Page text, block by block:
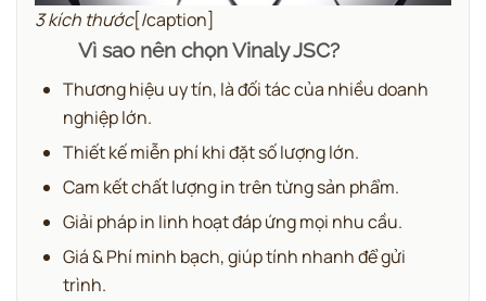
3 kích thước[/caption]
Vì sao nên chọn Vinaly JSC?
Thương hiệu uy tín, là đối tác của nhiều doanh
nghiệp lớn.
Thiết kế miễn phí khi đặt số lượng lớn.
Cam kết chất lượng in trên từng sản phẩm.
Giải pháp in linh hoạt đáp ứng mọi nhu cầu.
Giá & Phí minh bạch, giúp tính nhanh để gửi
trình.